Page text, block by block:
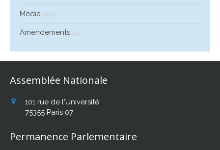
Média (100)
Amendements (25)
Assemblée Nationale
101 rue de l'Université
75355 Paris 07
Permanence Parlementaire